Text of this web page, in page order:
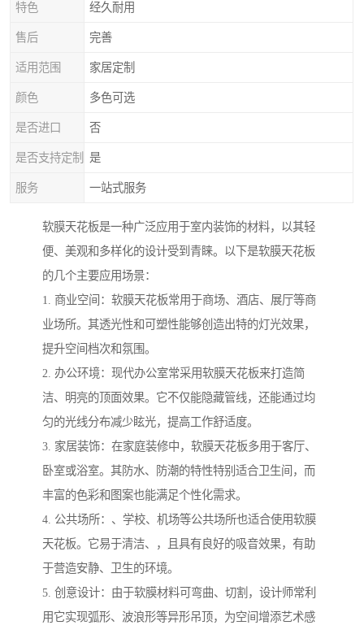
特色 经久耐用
售后 完善
适用范围 家居定制
颜色 多色可选
是否进口 否
是否支持定制 是
服务 一站式服务
软膜天花板是一种广泛应用于室内装饰的材料，以其轻
便、美观和多样化的设计受到青睐。以下是软膜天花板
的几个主要应用场景：
1. 商业空间：软膜天花板常用于商场、酒店、展厅等商
业场所。其透光性和可塑性能够创造出特的灯光效果，
提升空间档次和氛围。
2. 办公环境：现代办公室常采用软膜天花板来打造简
洁、明亮的顶面效果。它不仅能隐藏管线，还能通过均
匀的光线分布减少眩光，提高工作舒适度。
3. 家居装饰：在家庭装修中，软膜天花板多用于客厅、
卧室或浴室。其防水、防潮的特性特别适合卫生间，而
丰富的色彩和图案也能满足个性化需求。
4. 公共场所：、学校、机场等公共场所也适合使用软膜
天花板。它易于清洁、，且具有良好的吸音效果，有助
于营造安静、卫生的环境。
5. 创意设计：由于软膜材料可弯曲、切割，设计师常利
用它实现弧形、波浪形等异形吊顶，为空间增添艺术感